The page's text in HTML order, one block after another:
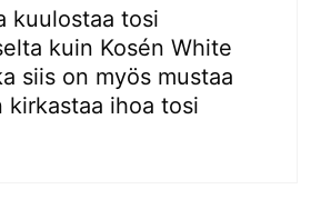
kuulostaa tosi
kuin Kosén White
siis on myös mustaa
kirkastaa ihoa tosi